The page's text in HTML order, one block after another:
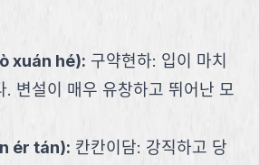
xuán hé): 구약현하: 입이 마치
. 변설이 매우 유창하고 뛰어난 모
ér tán): 칸칸이담: 강직하고 당